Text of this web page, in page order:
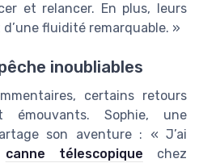
et relancer. En plus, leurs
d’une fluidité remarquable. »
inoubliables
certains retours
émouvants. Sophie, une
son aventure : « J’ai
canne télescopique chez